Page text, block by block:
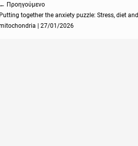
← Προηγούμενο
Previous
Putting together the anxiety puzzle: Stress, diet and
| 27/01/2026